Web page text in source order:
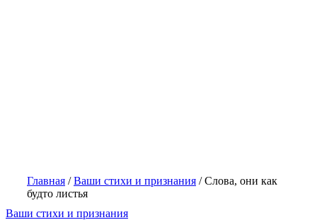
Главная /Ваши стихи и признания /Слова, они как
будто листья
Ваши стихи и признания